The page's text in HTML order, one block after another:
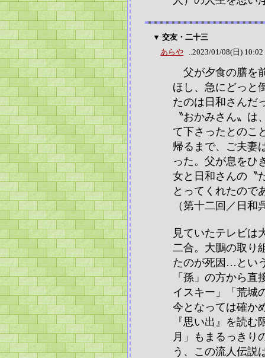
▼ 交友・二十三
あらや ..2023/01/08(日)
父が夕食の膳を
ほし、急にどっと
たのは日和さんだ
〝おかみさん〟
て下さったとのこ
帰るまで、ご夫妻
った。父が息をひ
女と日和さんの〝
とってくれたので
（第十二回／日
見ていたテレビは
二合。大鵬の取り
たのが死因…とい
「孫」の方から
イスキー」「荒城
今となっては確か
『思い出』を読
月」もまるっきり
う、この流人伝説